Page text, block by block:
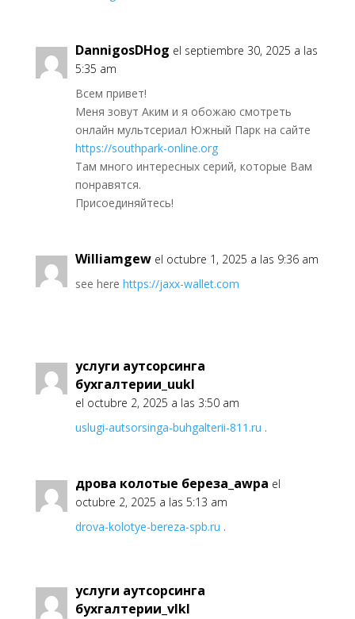
DannigosDHog el septiembre 30, 2025 a las
5:35 am
Всем привет!
Меня зовут Аким и я обожаю смотреть
онлайн мультсериал Южный Парк на сайте
https://southpark-online.org
Там много интересных серий, которые Вам
понравятся.
Присоединяйтесь!
Williamgew el octubre 1, 2025 a las 9:36 am
see here https://jaxx-wallet.com
услуги аутсорсинга
бухгалтерии_uukl
el octubre 2, 2025 a las 3:50 am
uslugi-autsorsinga-buhgalterii-811.ru .
дрова колотые береза_awpa el
octubre 2, 2025 a las 5:13 am
drova-kolotye-bereza-spb.ru .
услуги аутсорсинга
бухгалтерии_vlkl